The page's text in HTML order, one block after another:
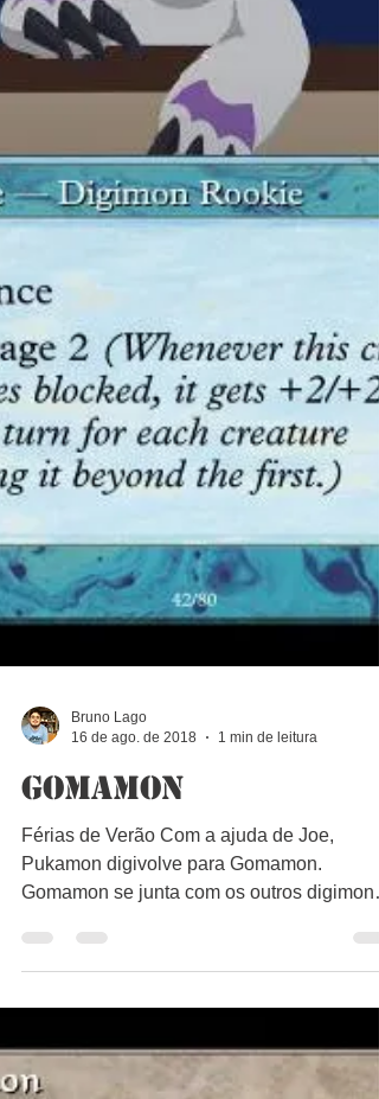
Bruno Lago
16 de ago. de 2018
1 min de leitura
Gomamon
Gomamon se junta com os outros digimons
para enfrentar Kuwagamon e o...